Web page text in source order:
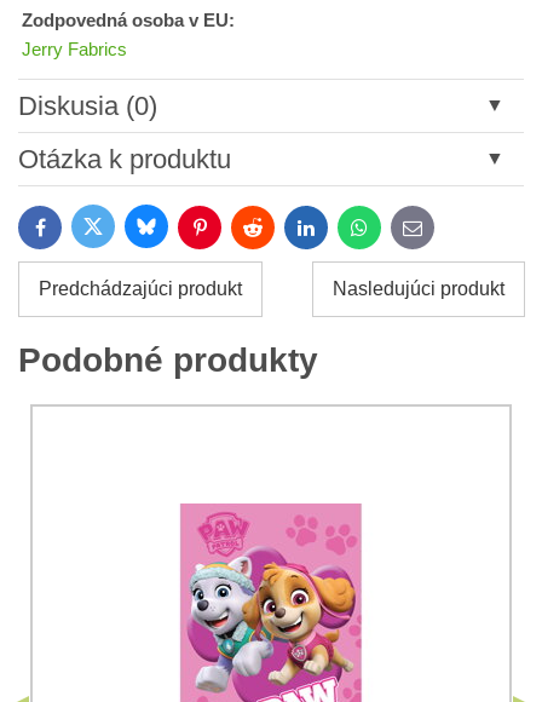
Zodpovedná osoba v EU:
Jerry Fabrics
Diskusia (0)
Nový komentár
Názov:
Meno:*
Súhlasím so spracovaním osobných údajov za účelom
odoslania formulára. Oboznámil som sa s
Ochrany osobných údajovspoločnosti Bomba
Otázka k produktu
*
Váš e-mail:*
FacebookTwitter BlueskyPinterestReddit LinkedInWhatsApp
E-
mail
Predchádzajúci produkt Nasledujúci produkt
Podobné produkty